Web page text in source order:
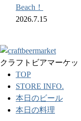
Beach！
2026.7.15
クラフトビアマーケッ
TOP
STORE INFO.
本日のビール
本日の料理